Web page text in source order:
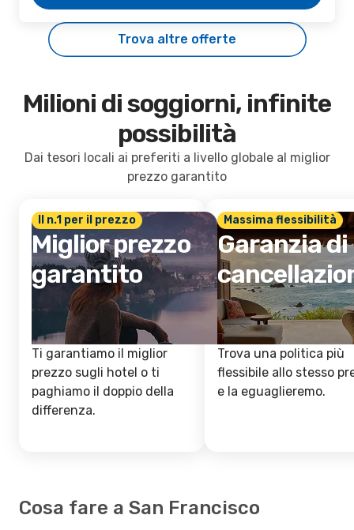
Trova altre offerte
Milioni di soggiorni, infinite
possibilità
Dai tesori locali ai preferiti a livello globale al miglior
prezzo garantito
Il n.1 per il prezzo
Miglior prezzo
garantito
Ti garantiamo il miglior
prezzo sugli hotel o ti
paghiamo il doppio della
differenza.
Massima flessibilità
Garanzia di
Trova una politica più
flessibile allo stesso
e la eguaglieremo.
Cosa fare a San Francisco